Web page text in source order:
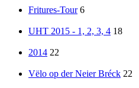
Fritures-Tour 6
UHT 2015 - 1, 2, 3, 4 18
2014 22
Vëlo op der Neier Bréck 22